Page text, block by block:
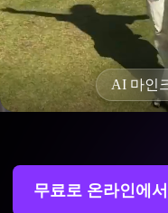
무료로 온라인에